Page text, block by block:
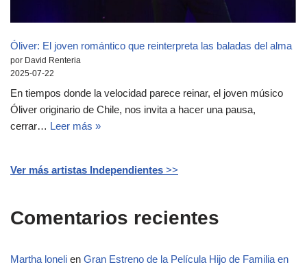
Óliver: El joven romántico que reinterpreta las baladas del alma
por David Renteria
2025-07-22
En tiempos donde la velocidad parece reinar, el joven músico
Óliver originario de Chile, nos invita a hacer una pausa,
cerrar… Leer más »
Ver más artistas Independientes >>
Comentarios recientes
Martha loneli en Gran Estreno de la Película Hijo de Familia en